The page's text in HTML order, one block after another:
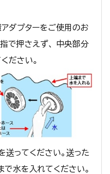
ダプターをご使用のお
で押さえず、 中央部分
ださい。
送ってください。送った
で水を入れてください。